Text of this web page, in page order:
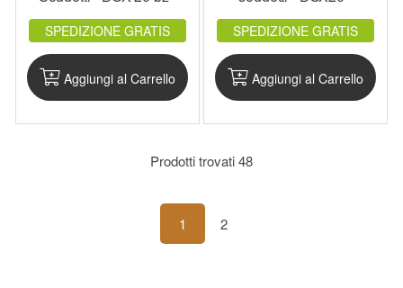
PK5.B_BOX20
SPEDIZIONE GRATIS
Aggiungi al Carrello
PK3.B_BOX20
SPEDIZIONE GRATIS
Aggiungi al Carrello
Prodotti trovati48
1 2